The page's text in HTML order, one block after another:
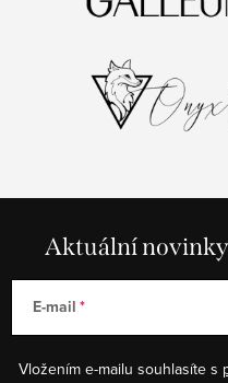
Aktuální novinky
E-mail
Vložením e-mailu souhlasíte s